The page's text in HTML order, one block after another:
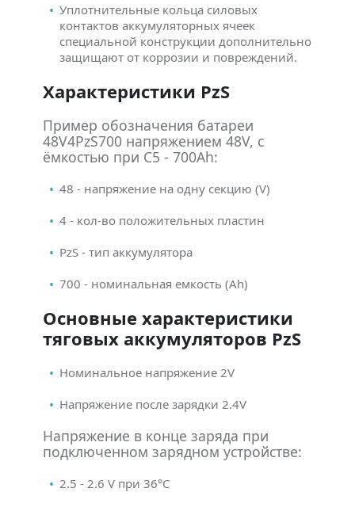
Уплотнительные кольца силовых
контактов аккумуляторных ячеек
специальной конструкции дополнительно
защищают от коррозии и повреждений.
Характеристики PzS
Пример обозначения батареи
48V4PzS700 напряжением 48V, с
ёмкостью при C5 - 700Ah:
48 - напряжение на одну секцию (V)
4 - кол-во положительных пластин
PzS - тип аккумулятора
700 - номинальная емкость (Ah)
Основные характеристики
тяговых аккумуляторов PzS
Номинальное напряжение 2V
Напряжение после зарядки 2.4V
Напряжение в конце заряда при
подключенном зарядном устройстве:
2.5 - 2.6 V при 36°С